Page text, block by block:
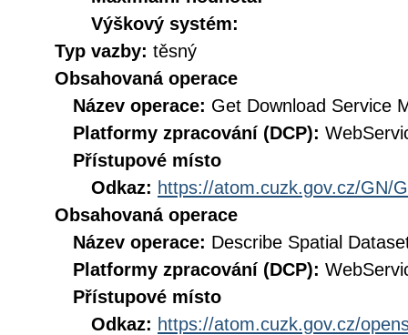
Výškový systém:
Typ vazby: těsný
Obsahovaná operace
Název operace: Get Download Service
Platformy zpracování (DCP):
Přístupové místo
Odkaz: https://atom.cuzk.gov.cz/GN/
Obsahovaná operace
Název operace: Describe Spatial
Platformy zpracování (DCP):
Přístupové místo
Odkaz: https://atom.cuzk.gov.cz/